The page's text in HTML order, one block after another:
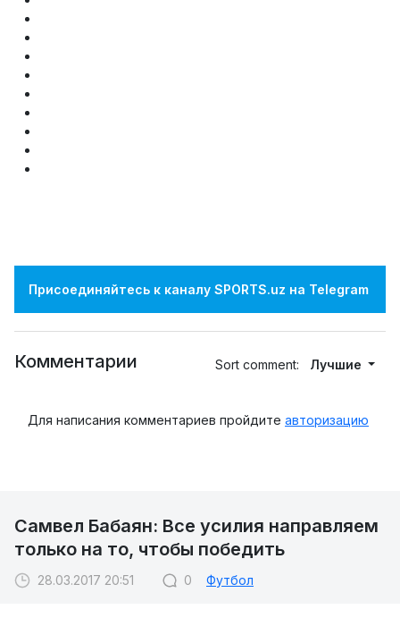
Присоединяйтесь к каналу SPORTS.uz на Telegram
Комментарии Sort comment: Лучшие
Для написания комментариев пройдите авторизацию
Самвел Бабаян: Все усилия направляем
только на то, чтобы победить
28.03.2017 20:51 0 Футбол